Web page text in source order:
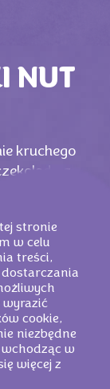
NUT
kruchego
z
Idealne
na chwilę
warto je
stronie
w celu
treści,
wyrazić
cookie,
niezbędne
w
więcej z